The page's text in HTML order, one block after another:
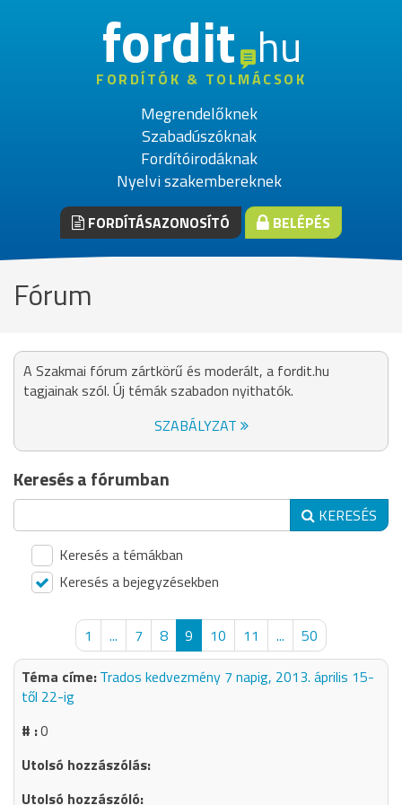
fordithu
FORDÍTÓK & TOLMÁCSOK
Megrendelőknek
Szabadúszóknak
Fordítóirodáknak
Nyelvi szakembereknek
FORDÍTÁSAZONOSÍTÓ BELÉPÉS
Fórum
A Szakmai fórum zártkörű és moderált, a fordit.hu
tagjainak szól. Új témák szabadon nyithatók.
SZABÁLYZAT
Keresés a fórumban
KERESÉS
Keresés a témákban
Keresés a bejegyzésekben
1 ... 7 8 9 10 11 ...
50
Trados kedvezmény 7 napig, 2013. április 15-
től 22-ig
0